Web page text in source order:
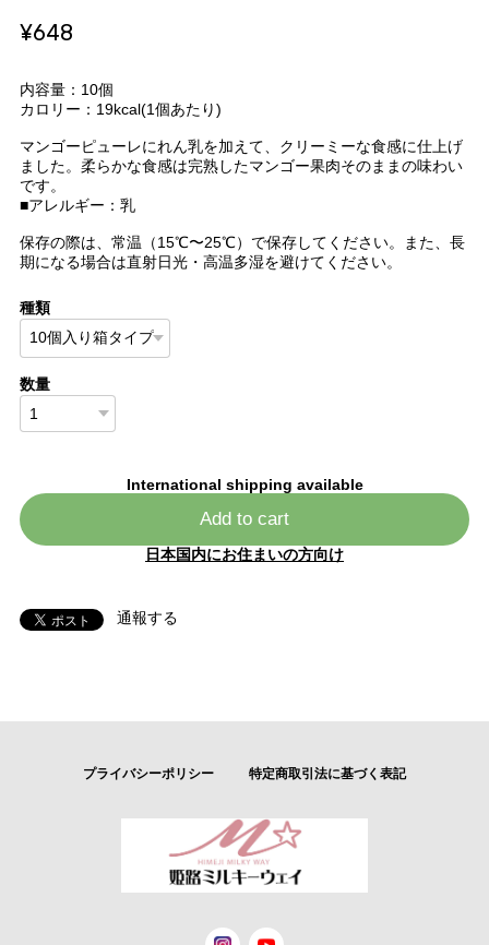
¥648
内容量：10個
カロリー：19kcal(1個あたり)
マンゴーピューレにれん乳を加えて、クリーミーな食感に仕上げ
ました。柔らかな食感は完熟したマンゴー果肉そのままの味わい
です。
■アレルギー：乳
保存の際は、常温（15℃〜25℃）で保存してください。また、長
期になる場合は直射日光・高温多湿を避けてください。
種類
数量
International shipping available
Add to cart
日本国内にお住まいの方向け
通報する
プライバシーポリシー 特定商取引法に基づく表記